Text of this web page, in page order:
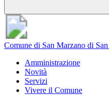
Comune di San Marzano di
Amministrazione
Novità
Servizi
Vivere il Comune